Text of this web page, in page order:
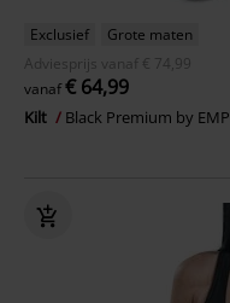
Exclusief
Grote maten
Adviesprijs
vanaf € 74,99
vanaf€ 64,99
Kilt Black Premium by EMP